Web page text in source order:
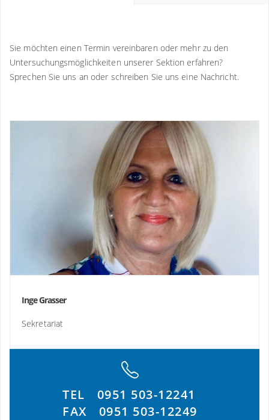
Sie möchten einen Termin vereinbaren oder mehr zu den
Untersuchungsmöglichkeiten unserer Sektion erfahren?
Sprechen Sie uns an oder schreiben Sie uns eine Nachricht.
Inge Grasser
Sekretariat
TEL
0951 503-12241
FAX
0951 503-12249